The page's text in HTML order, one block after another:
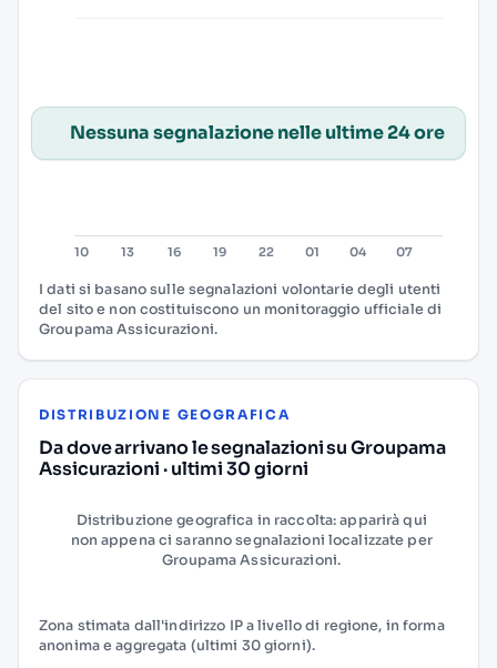
Nessuna segnalazione nelle ultime 24 ore
I dati si basano sulle segnalazioni volontarie degli utenti
del sito e non costituiscono un monitoraggio ufficiale di
Groupama Assicurazioni.
DISTRIBUZIONE GEOGRAFICA
Da dove arrivano le segnalazioni su Groupama
Assicurazioni · ultimi 30 giorni
Distribuzione geografica in raccolta: apparirà qui
non appena ci saranno segnalazioni localizzate per
Groupama Assicurazioni.
Zona stimata dall'indirizzo IP a livello di regione, in forma
anonima e aggregata (ultimi 30 giorni).